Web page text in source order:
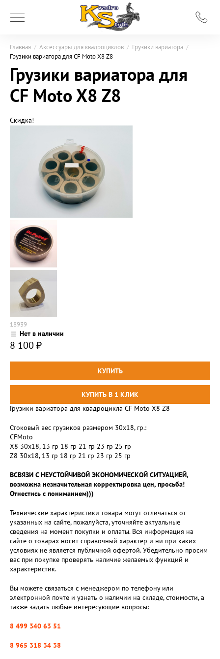
Главная / Аксессуары для квадроциклов / Грузики вариатора /
Грузики вариатора для CF Moto X8 Z8
Грузики вариатора для
CF Moto X8 Z8
Скидка!
18939
Нет в наличии
8 100 ₽
Грузики вариатора для квадроцикла CF Moto X8 Z8
Стоковый вес грузиков размером 30х18, гр.:
CFMoto
X8 30x18, 13 гр 18 гр 21 гр 23 гр 25 гр
Z8 30x18, 13 гр 18 гр 21 гр 23 гр 25 гр
ВСВЯЗИ С НЕУСТОЙЧИВОЙ ЭКОНОМИЧЕСКОЙ СИТУАЦИЕЙ,
возможна незначительная корректировка цен, просьба!
Отнестись с пониманием)))
Технические характеристики товара могут отличаться от
указанных на сайте, пожалуйста, уточняйте актуальные
сведения на момент покупки и оплаты. Вся информация на
сайте о товарах носит справочный характер и ни при каких
условиях не является публичной офертой. Убедительно просим
вас при покупке проверять наличие желаемых функций и
характеристик.
Вы можете связаться с менеджером по телефону или
электронной почте и узнать о наличии на складе, стоимости, а
также задать любые интересующие вопросы:
8 499 340 63 51
8 965 318 34 38